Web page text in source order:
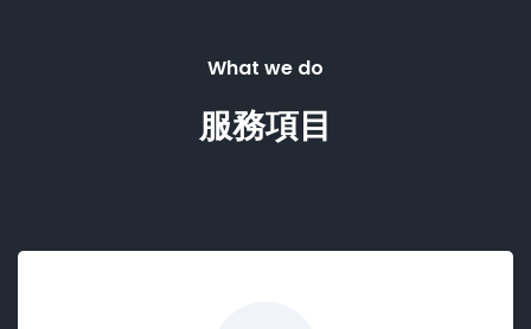
What we do
服務項目